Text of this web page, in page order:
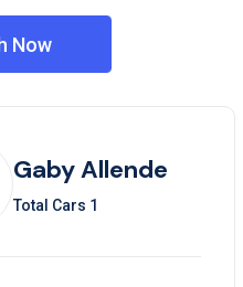
Now
Gaby Allende
Total Cars 1